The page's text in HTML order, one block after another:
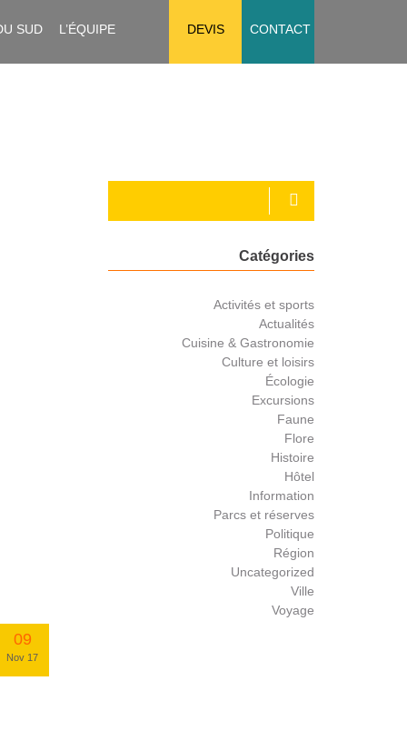
SUD L’ÉQUIPE DEVIS CONTACT
09
Nov 17
Catégories
Activités et sports
Actualités
Cuisine & Gastronomie
Culture et loisirs
Écologie
Excursions
Faune
Flore
Histoire
Hôtel
Information
Parcs et réserves
Politique
Région
Uncategorized
Ville
Voyage